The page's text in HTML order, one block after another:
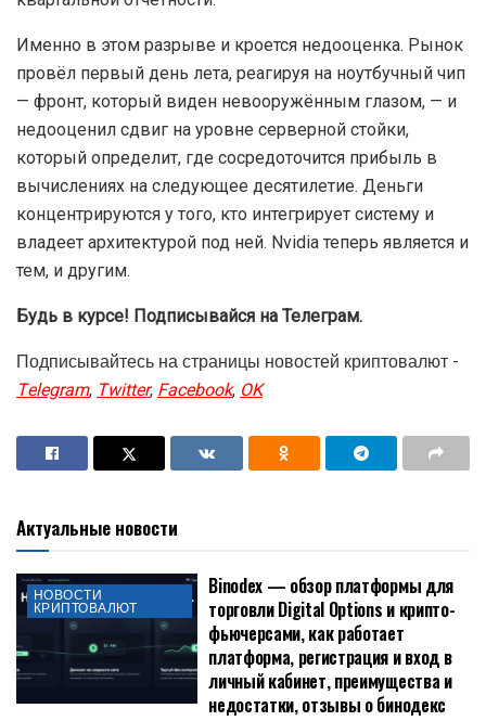
Именно в этом разрыве и кроется недооценка. Рынок
провёл первый день лета, реагируя на ноутбучный чип
— фронт, который виден невооружённым глазом, — и
недооценил сдвиг на уровне серверной стойки,
который определит, где сосредоточится прибыль в
вычислениях на следующее десятилетие. Деньги
концентрируются у того, кто интегрирует систему и
владеет архитектурой под ней. Nvidia теперь является и
тем, и другим.
Будь в курсе! Подписывайся на Телеграм.
Подписывайтесь на страницы новостей криптовалют -
Telegram,Twitter,Facebook,OK
Актуальные новости
НОВОСТИ
КРИПТОВАЛЮТ
Binodex — обзор платформы для
торговли Digital Options и крипто-
фьючерсами, как работает
платформа, регистрация и вход в
личный кабинет, преимущества и
недостатки, отзывы о бинодекс